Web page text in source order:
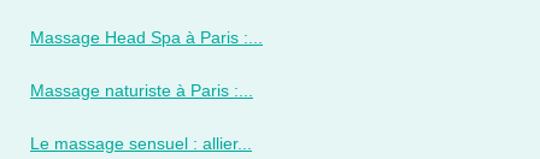
Massage Head Spa à Paris :...
Massage naturiste à Paris :...
Le massage sensuel : allier...